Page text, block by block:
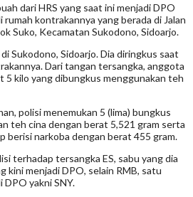
dari HRS yang saat ini menjadi DPO
rumah kontrakannya yang berada di Jalan
Suko, Kecamatan Sukodono, Sidoarjo.
Sukodono, Sidoarjo. Dia diringkus saat
Dari tangan tersangka, anggota
5 kilo yang dibungkus menggunakan teh
polisi menemukan 5 (lima) bungkus
teh cina dengan berat 5,521 gram serta
berisi narkoba dengan berat 455 gram.
terhadap tersangka ES, sabu yang dia
kini menjadi DPO, selain RMB, satu
DPO yakni SNY.